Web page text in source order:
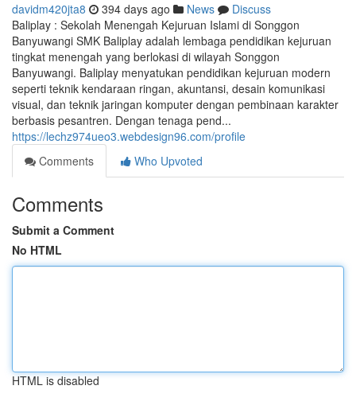
davidm420jta8 394 days ago News
Discuss
Baliplay : Sekolah Menengah Kejuruan Islami di Songgon
Banyuwangi SMK Baliplay adalah lembaga pendidikan kejuruan
tingkat menengah yang berlokasi di wilayah Songgon
Banyuwangi. Baliplay menyatukan pendidikan kejuruan modern
seperti teknik kendaraan ringan, akuntansi, desain komunikasi
visual, dan teknik jaringan komputer dengan pembinaan karakter
berbasis pesantren. Dengan tenaga pend...
https://lechz974ueo3.webdesign96.com/profile
Comments
Who Upvoted
Comments
Submit a Comment
No HTML
HTML is disabled